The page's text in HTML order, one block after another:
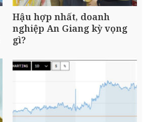
Hậu hợp nhất, doanh
nghiệp An Giang kỳ vọng
gì?